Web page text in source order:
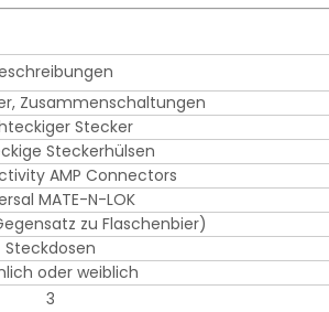
Zusammenschaltungen
Stecker
Steckerhülsen
AMP Connectors
MATE-N-LOK
zu Flaschenbier)
Steckdosen
oder weiblich
3